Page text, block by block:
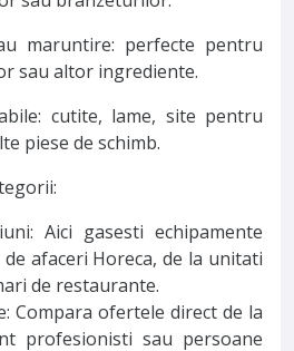
maruntire: perfecte pentru
sau altor ingrediente.
cutite, lame, site pentru
piese de schimb.
Aici gasesti echipamente
afaceri Horeca, de la unitati
de restaurante.
Compara ofertele direct de la
profesionisti sau persoane